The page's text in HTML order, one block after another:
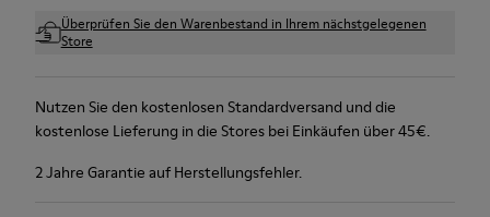
Überprüfen Sie den Warenbestand in Ihrem nächstgelegenen
Store
Nutzen Sie den kostenlosen Standardversand und die
kostenlose Lieferung in die Stores bei Einkäufen über 45€.
2 Jahre Garantie auf Herstellungsfehler.